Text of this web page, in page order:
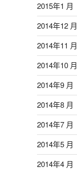
2015年1 月
2014年12 月
2014年11 月
2014年10 月
2014年9 月
2014年8 月
2014年7 月
2014年5 月
2014年4 月